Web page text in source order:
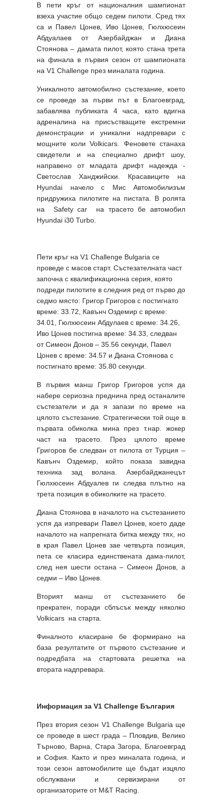
В пети кръг от националния шампионат
взеха участие общо седем пилоти. Сред тях
са и Павел Цонев, Иво Цонев, Гюлхюсеин
Абдуалаев от Азербайджан и Диана
Стоянова – дамата пилот, която стана трета
на финала в първия сезон от шампионата
на V1 Challenge през миналата година.
Уникалното автомобилно състезание, което
се проведе за първи път в Благоевград,
забавлява публиката 4 часа, като вдигна
адреналина на присъстващите екстремни
демонстрации и уникални надпревари с
мощните коли Volkicars. Феновете станаха
свидетели и на специално дрифт шоу,
направено от младата дрифт надежда -
Светослав Ханджийски. Красавиците на
Hyundai начело с Мис Автомобилизъм
придружиха пилотите на пистата. В ролята
на Safety car на трасето бе автомобил
Hyundai i30 Turbo.
Пети кръг на V1 Challenge Bulgaria се
проведе с масов старт. Състезателната част
започна с квалификационна серия, която
подреди пилотите в следния ред от първо до
седмо място: Григор Григоров с постигнато
време: 33.72, Кавънч Оздемир с време:
34.01, Гюлхюсеин Абдулаев с време: 34.26,
Иво Цонев постигна време: 34.33, следван
от Симеон Донов – 35.56 секунди, Павел
Цонев с време: 34.57 и Диана Стоянова с
постигнато време: 35.80 секунди.
В първия манш Григор Григоров успя да
набере сериозна преднина пред останалите
състезатели и да я запази по време на
цялото състезание. Стратегически той още в
първата обиколка мина през т.нар. жокер
част на трасето. През цялото време
Григоров бе следван от пилота от Турция –
Кавънч Оздемир, който показа завидна
техника зад волана. Азербайджанецът
Гюлхюсеин Абдуалев ги следва плътно на
трета позиция в обиколките на трасето.
Диана Стоянова в началото на състезанието
успя да изпревари Павел Цонев, което даде
началото на напрегната битка между тях, но
в края Павел Цонев зае четвърта позиция,
пета се класира единствената дама-пилот,
след нея шести остана – Симеон Донов, а
седми – Иво Цонев.
Вторият манш от състезанието бе
прекратен, поради сблъсък между няколко
Volkicars на старта.
Финалното класиране бе формирано на
база резултатите от първото състезание и
подредбата на стартовата решетка на
втората надпревара.
Информация за V1 Challenge България
През втория сезон V1 Challenge Bulgaria ще
се проведе в шест града – Пловдив, Велико
Търново, Варна, Стара Загора, Благоевград
и София. Както и през миналата година, и
този сезон автомобилите ще бъдат изцяло
обслужвани и сервизирани от
организаторите от M&T Racing.